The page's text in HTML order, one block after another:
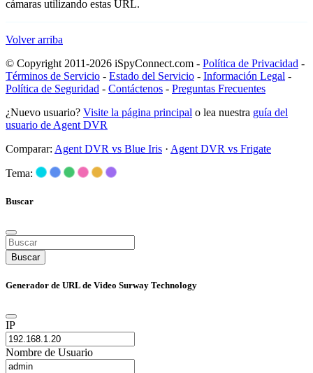
cámaras utilizando estas URL.
Volver arriba
© Copyright 2011-2026 iSpyConnect.com - Política de Privacidad -
Términos de Servicio - Estado del Servicio - Información Legal -
Política de Seguridad - Contáctenos - Preguntas Frecuentes
¿Nuevo usuario? Visite la página principal o lea nuestra guía del
usuario de Agent DVR
Comparar: Agent DVR vs Blue Iris · Agent DVR vs Frigate
Tema:
Buscar
Buscar
Generador de URL de Video Surway Technology
IP
Nombre de Usuario